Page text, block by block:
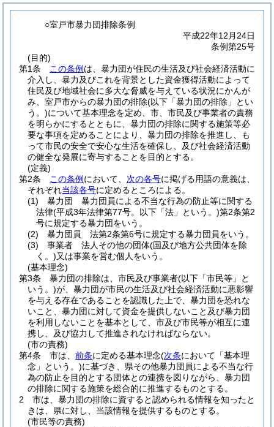
○室戸市暴力団排除条例
平成22年12月24日
条例第25号
(目的)
第1条
この条例 は、暴力団が住民の生活及び社会経済活動に
介入し、暴力及びこれを背景とした資金獲得活動によって
住民及び地域社会に多大な脅威を与えている状況にかんが
み、室戸市からの暴力団の排除(以下「暴力団の排除」とい
う。)について基本理念を定め、市、市民及び事業者の責務
を明らかにするとともに、暴力団の排除に関する施策等必
要な事項を定めることにより、暴力団の排除を推進し、も
って市民の安全で安心な生活を確保し、及び社会経済活動
の健全な発展に寄与することを目的とする。
(定義)
第2条
この条例 において、 次の各号に掲げる用語の意義は、
それぞれ当該各号に定めるところによる。
(1)
暴力団 暴力団員による不当な行為の防止等に関する
法律(平成3年法律第77号。以下「法」という。)第2条第2
号に規定する暴力団をいう。
(2)
暴力団員 法第2条第6号に規定する暴力団員をいう。
(3)
事業者 法人その他の団体(国及び地方公共団体を除
く。)又は事業を営む個人をいう。
(基本理念)
第3条
暴力団の排除は、市民及び事業者(以下「市民等」と
いう。)が、暴力団が市民の生活及び社会経済活動に悪影響
を与える存在であることを認識した上で、暴力団を恐れな
いこと、暴力団に対して資金を提供しないこと及び暴力団
を利用しないことを基本として、市及び市民等が相互に連
携し、及び協力して推進されなければならない。
(市の責務)
第4条
市は、 前条に定める基本理念(次条において「基本理
念」という。)に基づき、県その他暴力団員による不当な行
為の防止を目的とする団体との連携を図りながら、暴力団
の排除に関する施策を総合的に推進するものとする。
2
市は、暴力団の排除に資すると認められる情報を知ったと
きは、県に対し、当該情報を提供するものとする。
(市民等の責務)